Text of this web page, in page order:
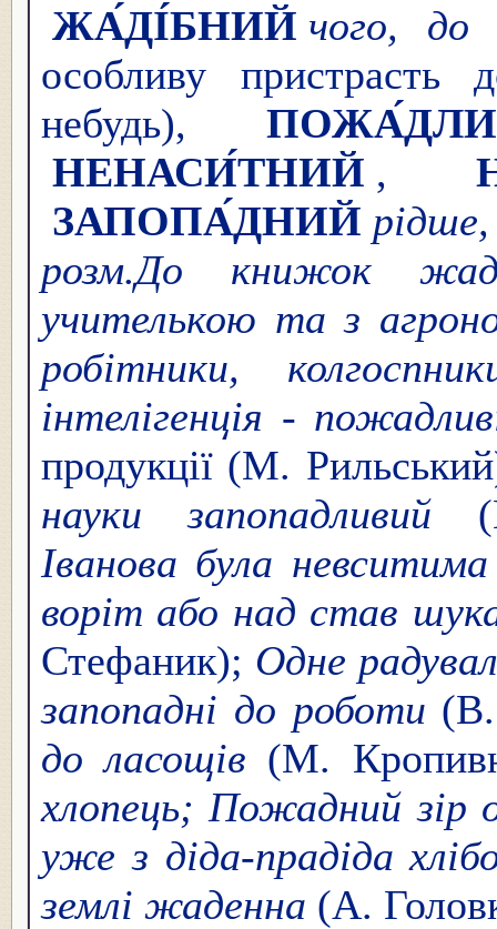
ЖА́ДІ́БНИЙ чого, до
особливу
небудь),
НЕНАСИ́ТНИЙ ,
ЗАПОПА́ДНИЙ рідше,
розм.До книжок
учителькою та з
робітники,
інтелігенція -
продукції (М.
науки запопадливий
Іванова була невситима
воріт або над став
Стефаник); Одне
запопадні до роботи
до ласощів (М.
хлопець; Пожадний зір
уже з діда-прадіда
землі жаденна (А.